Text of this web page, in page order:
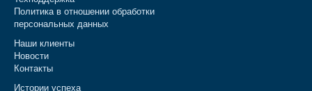
Политика в отношении обработки
персональных данных
Наши клиенты
Новости
Контакты
Истории успеха